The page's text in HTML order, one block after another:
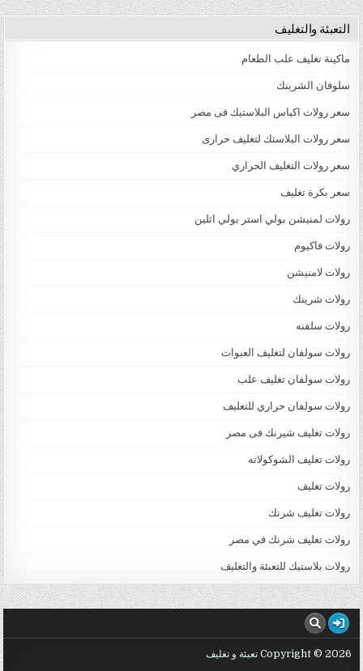
التعبئة والتغليف
ماكينة تغليف علب الطعام
سلوفان الشرينك
سعر رولات اكياس البلاستيك فى مصر
سعر رولات البلاستك لتغليف حرارى
سعر رولات التغليف الحراري
سعر بكرة تغليف
رولات لمنيشن بولي استر بولي اثلين
رولات فاكيوم
رولات لامنيشن
رولات شرينك
رولات سلفنه
رولات سولفان لتغليف العبوات
رولات سولفان تغليف علب
رولات سولفان حراري للتغليف
رولات تغليف شيرنك فى مصر
رولات تغليف الشوكولاته
رولات تغليف
رولات تغليف شرنك
رولات تغليف شرنك في مصر
رولات بلاستيك للتعبئة والتغليف
Copyright © 2026 تعبئة و تغليف